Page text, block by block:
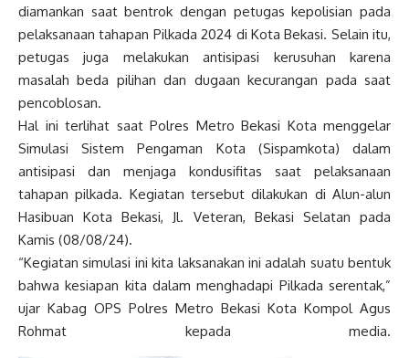
diamankan saat bentrok dengan petugas kepolisian pada
pelaksanaan tahapan Pilkada 2024 di Kota Bekasi. Selain itu,
petugas juga melakukan antisipasi kerusuhan karena
masalah beda pilihan dan dugaan kecurangan pada saat
pencoblosan.
Hal ini terlihat saat Polres Metro Bekasi Kota menggelar
Simulasi Sistem Pengaman Kota (Sispamkota) dalam
antisipasi dan menjaga kondusifitas saat pelaksanaan
tahapan pilkada. Kegiatan tersebut dilakukan di Alun-alun
Hasibuan Kota Bekasi, Jl. Veteran, Bekasi Selatan pada
Kamis (08/08/24).
“Kegiatan simulasi ini kita laksanakan ini adalah suatu bentuk
bahwa kesiapan kita dalam menghadapi Pilkada serentak,”
ujar Kabag OPS Polres Metro Bekasi Kota Kompol Agus
Rohmat kepada media.